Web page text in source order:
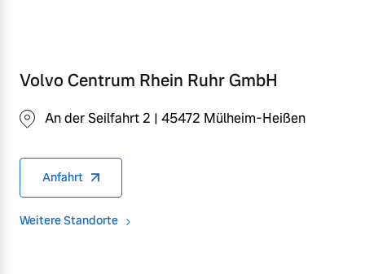
Volvo Centrum Rhein Ruhr GmbH
An der Seilfahrt 2 | 45472 Mülheim-Heißen
Anfahrt
Weitere Standorte